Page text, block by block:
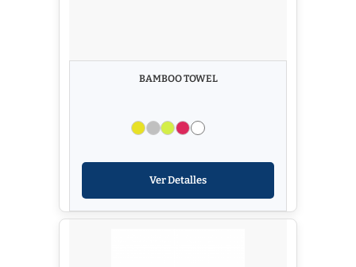
BAMBOO TOWEL
Ver Detalles